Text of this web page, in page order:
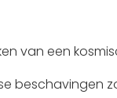
van een
beschavingen